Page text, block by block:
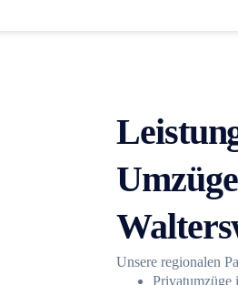
Unsere regionalen
Privatumzüge